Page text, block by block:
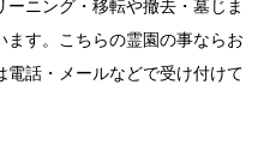
ニング・移転や撤去・墓じま
す。こちらの霊園の事ならお
話・メールなどで受け付けて